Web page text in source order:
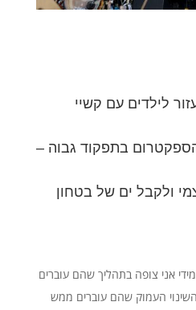
לילדים עם קשיי
בתפקוד גבוה –
ולקבל ים של בטחון
אני צופה בתהליך שהם עוברים
העמוק שהם עוברים ממש